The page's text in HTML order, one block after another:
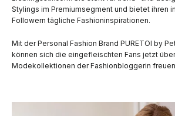
Stylings im Premiumsegment und bietet ihren
Followern tägliche Fashioninspirationen.
Mit der Personal Fashion Brand PURETOI by
können sich die eingefleischten Fans jetzt
Modekollektionen der Fashionbloggerin